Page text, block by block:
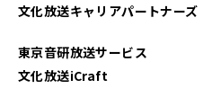
文化放送キャリアパートナーズ
東京音研放送サービス
文化放送iCraft